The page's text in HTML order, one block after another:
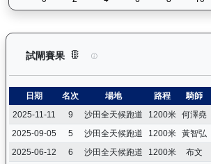
試閘賽果 銀進（G266）— 試閘賽
日期 名次 場地 路程 騎師
2025-11-11
9 沙田全天候跑道 1200米 何澤堯
2025-09-05
5 沙田全天候跑道 1200米 黃智弘
2025-06-12
6 沙田全天候跑道 1200米 布文